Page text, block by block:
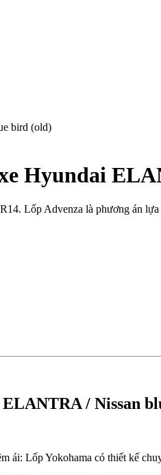
Hyundai
Lốp Advenza là phương án lựa
/ Nissan
Lốp Yokohama có thiết kế